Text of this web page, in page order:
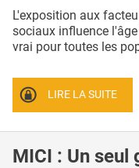
L'exposition aux
sociaux influence
vrai pour toutes les
LIRE LA SUITE
MICI : Un seul